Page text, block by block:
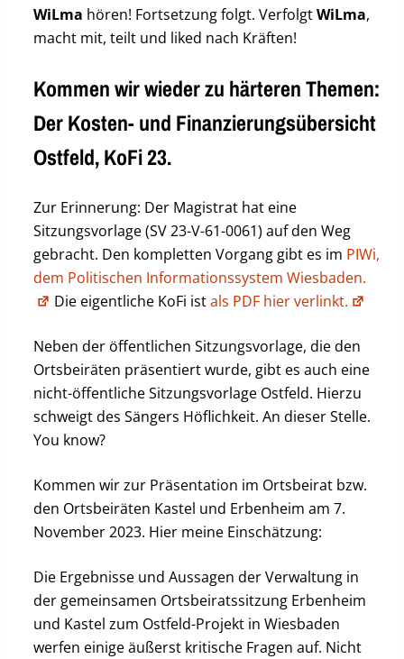
WiLma hören! Fortsetzung folgt. VerfolgtWiLma,
macht mit, teilt und liked nach Kräften!
Kommen wir wieder zu härteren Themen:
Der Kosten- und Finanzierungsübersicht
Ostfeld, KoFi 23.
Zur Erinnerung: Der Magistrat hat eine
Sitzungsvorlage (SV 23-V-61-0061) auf den Weg
gebracht. Den kompletten Vorgang gibt es im PIWi,
dem Politischen Informationssystem Wiesbaden.
Die eigentliche KoFi istals PDF hier verlinkt.
Neben der öffentlichen Sitzungsvorlage, die den
Ortsbeiräten präsentiert wurde, gibt es auch eine
nicht-öffentliche Sitzungsvorlage Ostfeld. Hierzu
schweigt des Sängers Höflichkeit. An dieser Stelle.
You know?
Kommen wir zur Präsentation im Ortsbeirat bzw.
den Ortsbeiräten Kastel und Erbenheim am 7.
November 2023. Hier meine Einschätzung:
Die Ergebnisse und Aussagen der Verwaltung in
der gemeinsamen Ortsbeiratssitzung Erbenheim
und Kastel zum Ostfeld-Projekt in Wiesbaden
werfen einige äußerst kritische Fragen auf. Nicht